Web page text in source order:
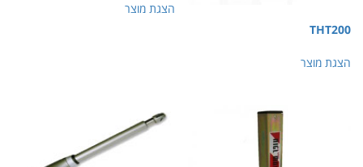
THT200
הצגת מוצר
הצגת מוצר